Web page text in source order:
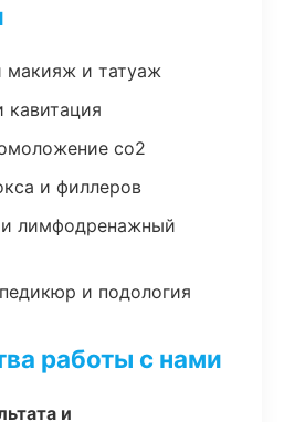
макияж и татуаж
кавитация
co2
и филлеров
и лимфодренажный
и подология
работы с нами
и